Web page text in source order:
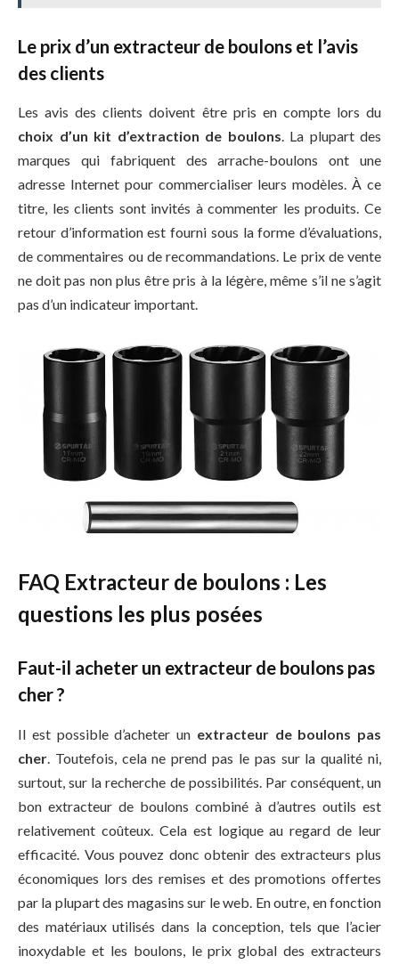
Le prix d’un extracteur de boulons et l’avis
des clients
Les avis des clients doivent être pris en compte lors du
choix d’un kit d’extraction de boulons. La plupart des
marques qui fabriquent des arrache-boulons ont une
adresse Internet pour commercialiser leurs modèles. À ce
titre, les clients sont invités à commenter les produits. Ce
retour d’information est fourni sous la forme d’évaluations,
de commentaires ou de recommandations. Le prix de vente
ne doit pas non plus être pris à la légère, même s’il ne s’agit
pas d’un indicateur important.
FAQ Extracteur de boulons : Les
questions les plus posées
Faut-il acheter un extracteur de boulons pas
cher ?
Il est possible d’acheter un extracteur de boulons pas
cher . Toutefois, cela ne prend pas le pas sur la qualité ni,
surtout, sur la recherche de possibilités. Par conséquent, un
bon extracteur de boulons combiné à d’autres outils est
relativement coûteux. Cela est logique au regard de leur
efficacité. Vous pouvez donc obtenir des extracteurs plus
économiques lors des remises et des promotions offertes
par la plupart des magasins sur le web. En outre, en fonction
des matériaux utilisés dans la conception, tels que l’acier
inoxydable et les boulons, le prix global des extracteurs